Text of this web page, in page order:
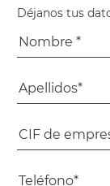
Déjanos tus